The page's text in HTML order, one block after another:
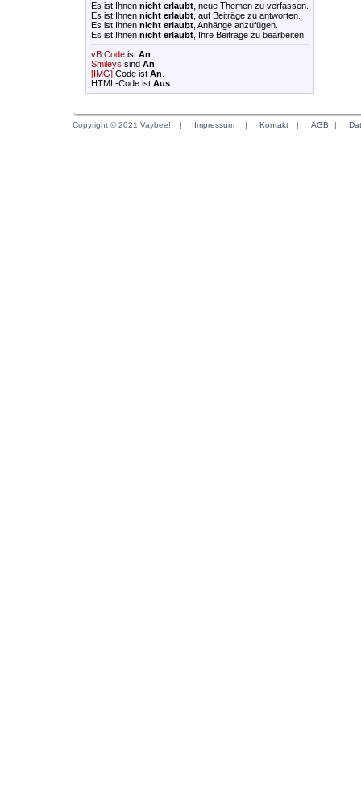
Es ist Ihnen nicht erlaubt , neue Themen zu verfassen.
Es ist Ihnen nicht erlaubt , auf Beiträge zu antworten.
Es ist Ihnen nicht erlaubt , Anhänge anzufügen.
Es ist Ihnen nicht erlaubt , Ihre Beiträge zu bearbeiten.
vB Code ist An
Smileys sind An
[IMG] Code ist An
HTML-Code ist Aus
Copyright © 2021 Vaybee! | Impressum | Kontakt | AGB |